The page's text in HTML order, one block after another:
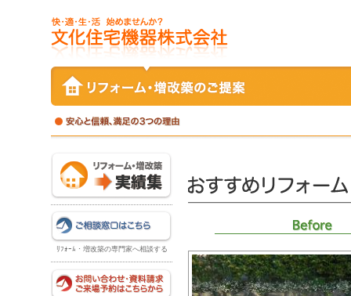
ﾘﾌｫｰﾑ・増改築の専門家へ相談する